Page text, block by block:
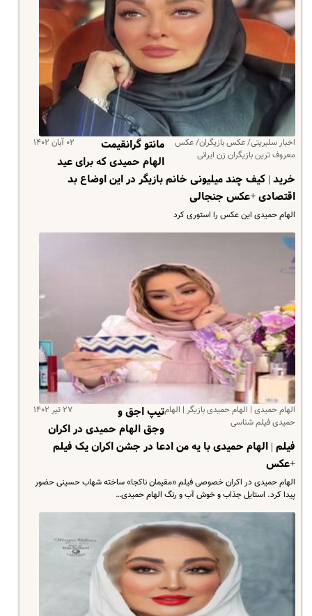
اخبار سلبریتی/ عکس بازیگران/ عکس
معروف ترین بازیگران زن ایرانی
۰۲ آبان ۱۴۰۲
مانتو گرانقیمت
الهام حمیدی که برای عید
خرید | کیف چند میلیونی خانم بازیگر در این اوضاع بد
اقتصادی +عکس جنجالی
الهام حمیدی این عکس را استوری کرد
الهام حمیدی | الهام حمیدی بازیگر | الهام
حمیدی فیلم شناسی
۲۷ تیر ۱۴۰۲
تیپ اجق و
وجق الهام حمیدی در اکران
فیلم | الهام حمیدی با یه من ادعا در جشن اکران یک فیلم
+عکس
الهام حمیدی در اکران خصوصی فیلم «مقیمان ناکجا» ساخته شهاب حسینی حضور
پیدا کرد. استایل جذاب و خوش آب و رنگ الهام حمیدی…